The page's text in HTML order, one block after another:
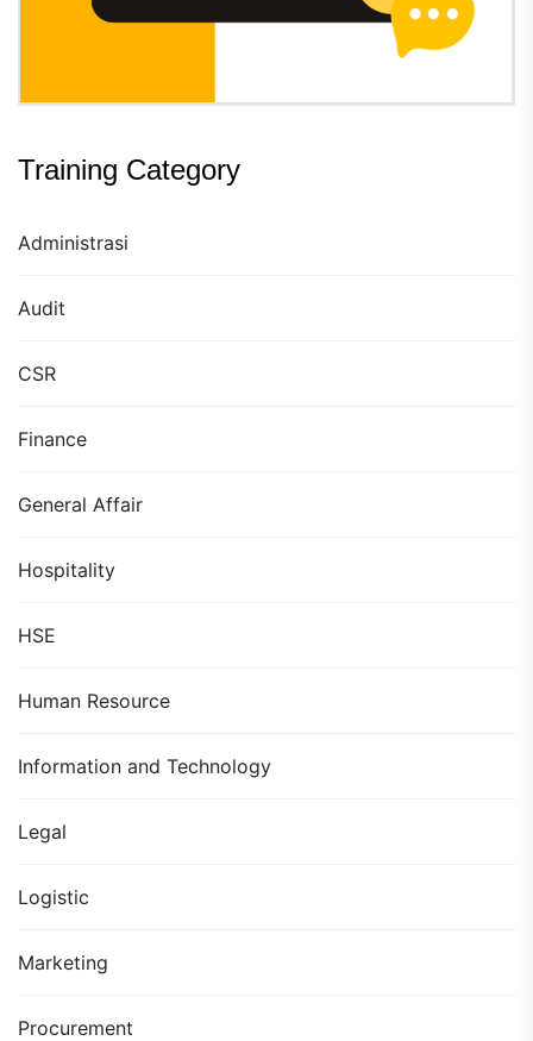
Training Category
Administrasi
Audit
CSR
Finance
General Affair
Hospitality
HSE
Human Resource
Information and Technology
Legal
Logistic
Marketing
Procurement